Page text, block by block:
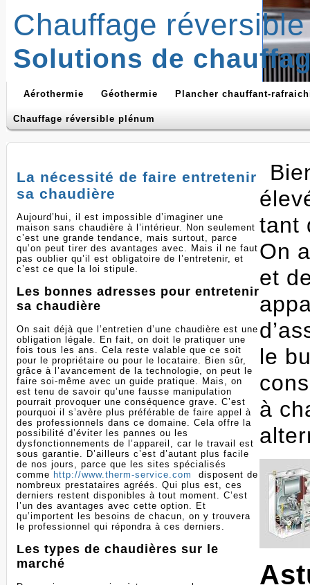
Chauffage réversible
Solutions de
Aérothermie Géothermie Plancher chauffant-
Chauffage réversible plénum
La nécessité de faire entretenir
sa chaudière
Aujourd’hui, il est impossible d’imaginer une
maison sans chaudière à l’intérieur. Non seulement
c’est une grande tendance, mais surtout, parce
qu’on peut tirer des avantages avec. Mais il ne faut
pas oublier qu’il est obligatoire de l’entretenir, et
c’est ce que la loi stipule.
Les bonnes adresses pour entretenir
sa chaudière
On sait déjà que l’entretien d’une chaudière est une
obligation légale. En fait, on doit le pratiquer une
fois tous les ans. Cela reste valable que ce soit
pour le propriétaire ou pour le locataire. Bien sûr,
grâce à l’avancement de la technologie, on peut le
faire soi-même avec un guide pratique. Mais, on
est tenu de savoir qu’une fausse manipulation
pourrait provoquer une conséquence grave. C’est
pourquoi il s’avère plus préférable de faire appel à
des professionnels dans ce domaine. Cela offre la
possibilité d’éviter les pannes ou les
dysfonctionnements de l’appareil, car le travail est
sous garantie. D’ailleurs c’est d’autant plus facile
de nos jours, parce que les sites spécialisés
comme http://www.therm-service.com
disposent de
nombreux prestataires agréés. Qui plus est, ces
derniers restent disponibles à tout moment. C’est
l’un des avantages avec cette option. Et
qu’importent les besoins de chacun, on y trouvera
le professionnel qui répondra à ces derniers.
Les types de chaudières sur le
marché
tant
On
et
le
à